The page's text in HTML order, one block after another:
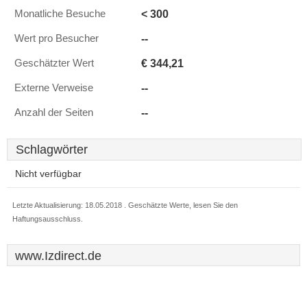
Monatliche Besuche < 300
Wert pro Besucher --
Geschätzter Wert € 344,21
Externe Verweise --
Anzahl der Seiten --
Schlagwörter
Nicht verfügbar
Letzte Aktualisierung: 18.05.2018 . Geschätzte Werte, lesen Sie den
Haftungsausschluss.
www.Izdirect.de